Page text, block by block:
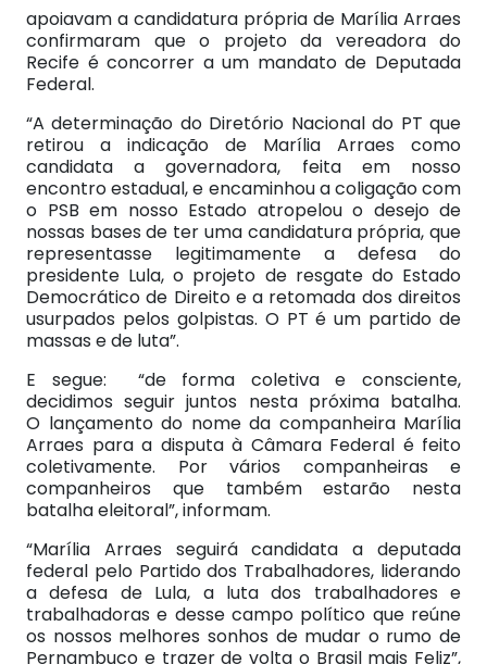
apoiavam a candidatura própria de Marília Arraes
confirmaram que o projeto da vereadora do
Recife é concorrer a um mandato de Deputada
Federal.
“A determinação do Diretório Nacional do PT que
retirou a indicação de Marília Arraes como
candidata a governadora, feita em nosso
encontro estadual, e encaminhou a coligação com
o PSB em nosso Estado atropelou o desejo de
nossas bases de ter uma candidatura própria, que
representasse legitimamente a defesa do
presidente Lula, o projeto de resgate do Estado
Democrático de Direito e a retomada dos direitos
usurpados pelos golpistas. O PT é um partido de
massas e de luta”.
E segue: “de forma coletiva e consciente,
decidimos seguir juntos nesta próxima batalha.
O lançamento do nome da companheira Marília
Arraes para a disputa à Câmara Federal é feito
coletivamente. Por vários companheiras e
companheiros que também estarão nesta
batalha eleitoral”, informam.
“Marília Arraes seguirá candidata a deputada
federal pelo Partido dos Trabalhadores, liderando
a defesa de Lula, a luta dos trabalhadores e
trabalhadoras e desse campo político que reúne
os nossos melhores sonhos de mudar o rumo de
Pernambuco e trazer de volta o Brasil mais Feliz”,